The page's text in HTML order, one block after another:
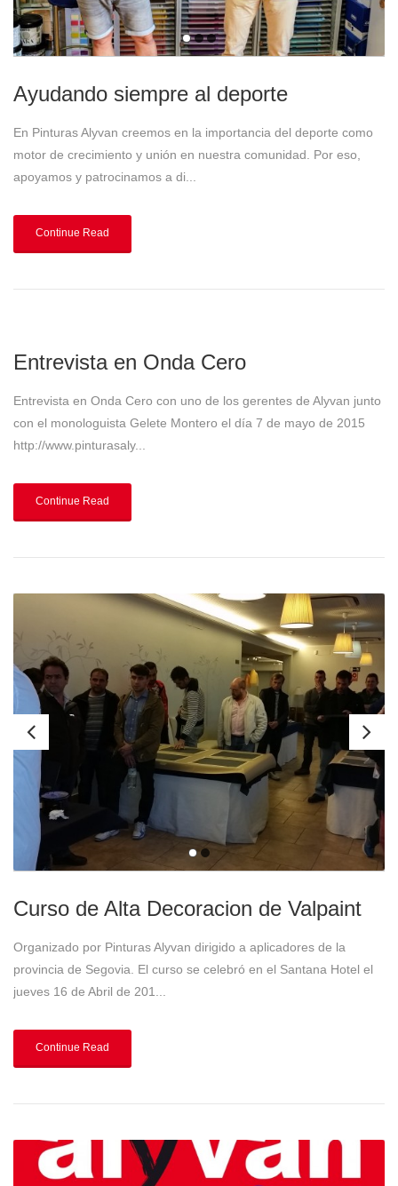
Ayudando siempre al deporte
En Pinturas Alyvan creemos en la importancia del deporte como
motor de crecimiento y unión en nuestra comunidad. Por eso,
apoyamos y patrocinamos a di...
Continue Read
Entrevista en Onda Cero
Entrevista en Onda Cero con uno de los gerentes de Alyvan junto
con el monologuista Gelete Montero el día 7 de mayo de 2015
http://www.pinturasaly...
Continue Read
Curso de Alta Decoracion de Valpaint
Organizado por Pinturas Alyvan dirigido a aplicadores de la
provincia de Segovia. El curso se celebró en el Santana Hotel el
jueves 16 de Abril de 201...
Continue Read